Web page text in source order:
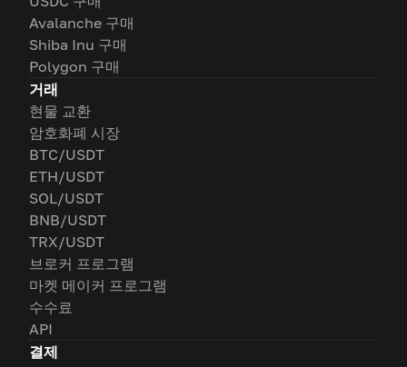
Avalanche 구매
Shiba Inu 구매
Polygon 구매
거래
현물 교환
암호화폐 시장
BTC/USDT
ETH/USDT
SOL/USDT
BNB/USDT
TRX/USDT
브로커 프로그램
마켓 메이커 프로그램
수수료
API
결제